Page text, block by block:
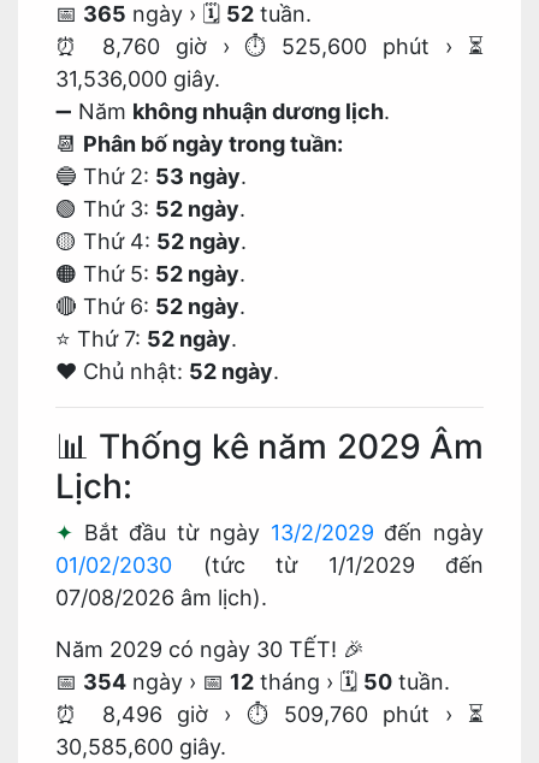
📅 365 ngày › 🗓️ 52 tuần.
⏰ 8,760 giờ › ⏱️ 525,600 phút › ⏳
31,536,000 giây.
➖ Năm không nhuận dương lịch.
📆 Phân bố ngày trong tuần:
🔵 Thứ 2: 53 ngày.
🟢 Thứ 3: 52 ngày.
🟡 Thứ 4: 52 ngày.
🟠 Thứ 5: 52 ngày.
🔴 Thứ 6: 52 ngày.
⭐ Thứ 7: 52 ngày.
❤️ Chủ nhật: 52 ngày.
📊 Thống kê năm 2029 Âm
Lịch:
Bắt đầu từ ngày 13/2/2029 đến ngày
01/02/2030 (tức từ 1/1/2029 đến
07/08/2026 âm lịch).
Năm 2029 có ngày 30 TẾT! 🎉
📅 354 ngày › 📅 12 tháng › 🗓️ 50 tuần.
⏰ 8,496 giờ › ⏱️ 509,760 phút › ⏳
30,585,600 giây.